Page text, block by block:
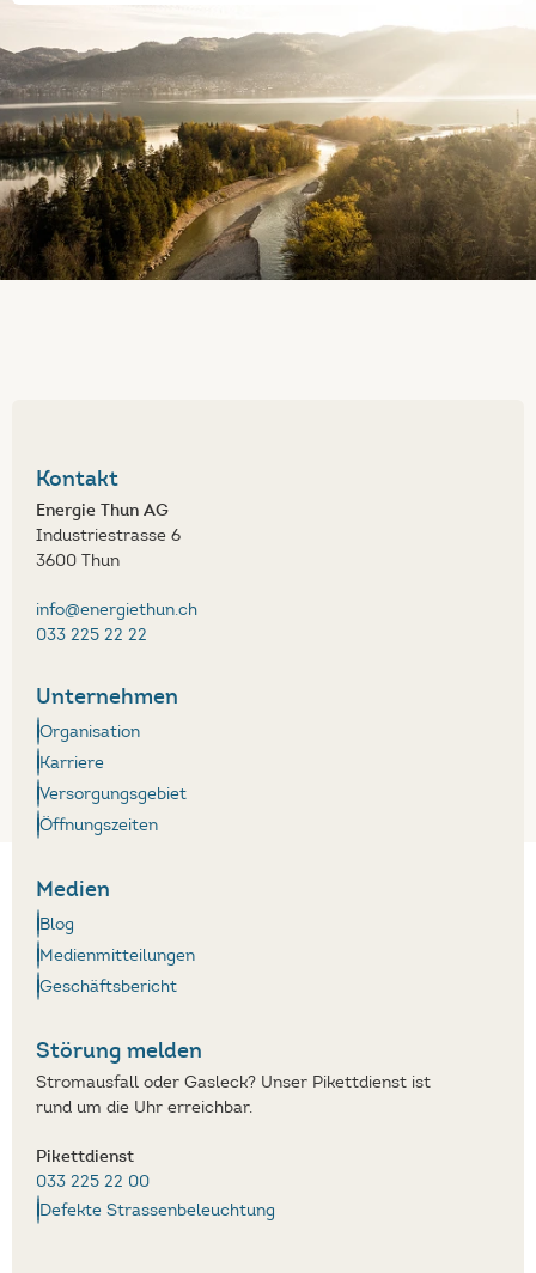
Kontakt
Energie Thun AG
Industriestrasse 6
3600 Thun
info@energiethun.ch
033 225 22 22
Unternehmen
Organisation
Karriere
Versorgungsgebiet
Öffnungszeiten
Medien
Blog
Medienmitteilungen
Geschäftsbericht
Störung melden
Stromausfall oder Gasleck? Unser Pikettdienst ist
rund um die Uhr erreichbar.
Pikettdienst
033 225 22 00
Defekte Strassenbeleuchtung